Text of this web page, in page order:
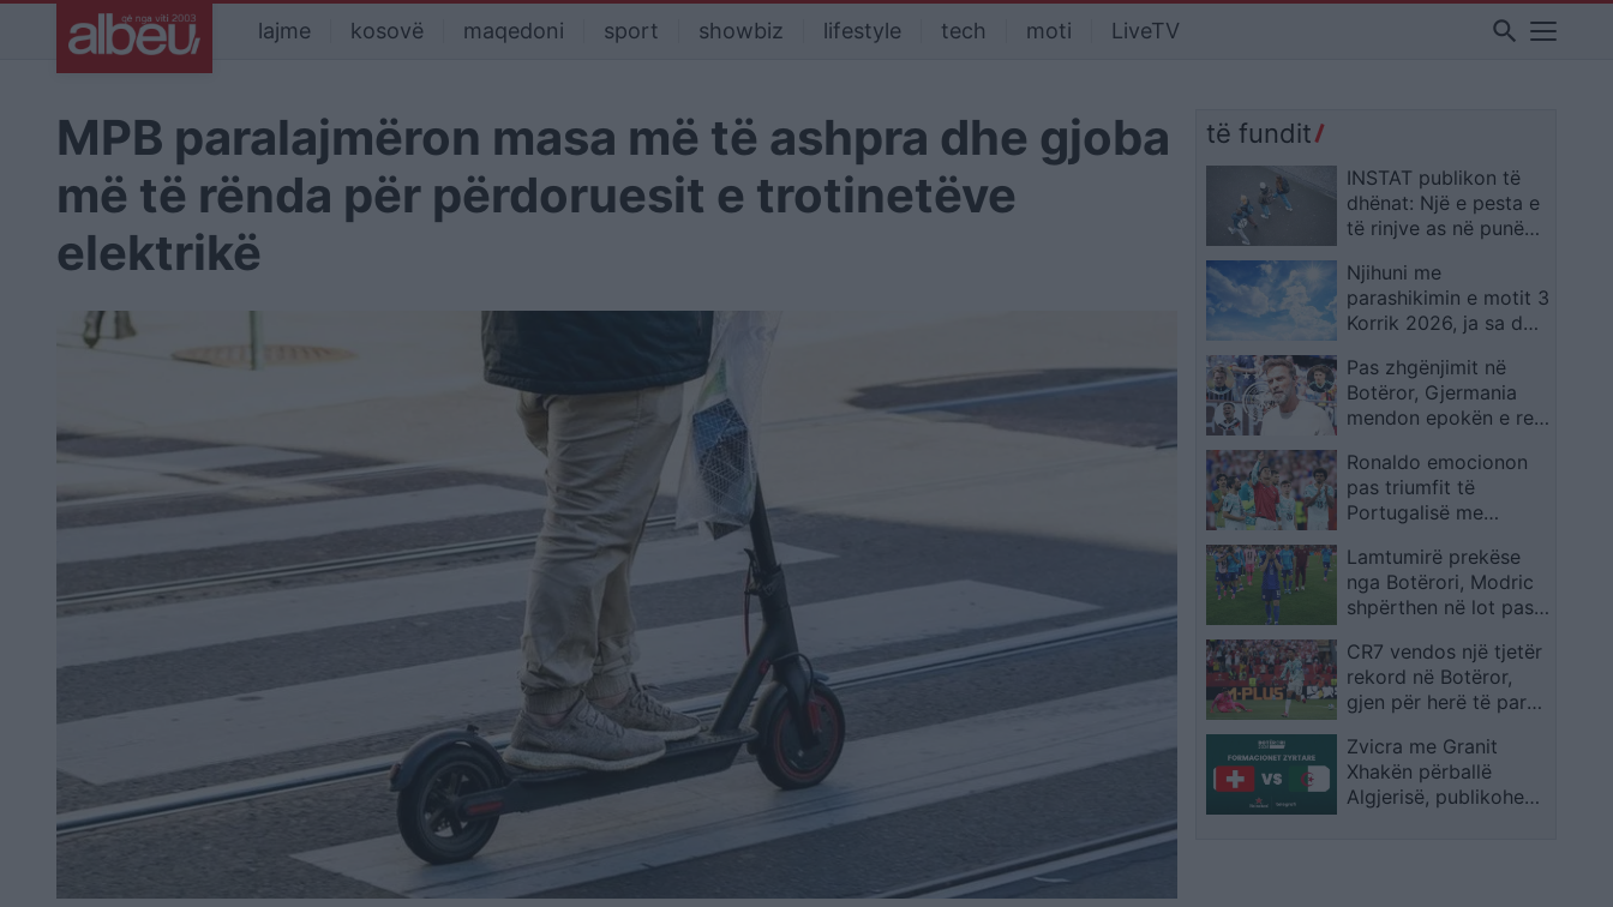
lajme kosovë maqedoni sport showbiz lifestyle tech moti LiveTV search
MPB paralajmëron masa më të ashpra dhe gjoba
më të rënda për përdoruesit e trotinetëve
elektrikë
të fundit
INSTAT publikon të
dhënat: Një e pesta e
të rinjve as në punë
vitin 2025
Njihuni me
parashikimin e motit 3
Korrik 2026, ja sa do
Pas zhgënjimit në
Botëror, Gjermania
mendon epokën e re
objektivin Euro 2028
Ronaldo emocionon
pas triumfit të
Portugalisë me
Jotën
Lamtumirë prekëse
nga Botërori, Modric
shpërthen në lot pas
CR7 vendos një tjetër
rekord në Botëror,
gjen për herë të parë
eliminatore
Zvicra me Granit
Xhakën përballë
Algjerisë, publikohen